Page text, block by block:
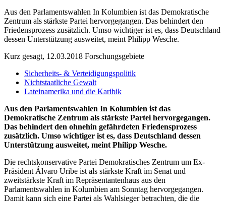
Aus den Parlamentswahlen In Kolumbien ist das Demokratische
Zentrum als stärkste Partei hervorgegangen. Das behindert den
Friedensprozess zusätzlich. Umso wichtiger ist es, dass Deutschland
dessen Unterstützung ausweitet, meint Philipp Wesche.
Kurz gesagt, 12.03.2018 Forschungsgebiete
Sicherheits- & Verteidigungspolitik
Nichtstaatliche Gewalt
Lateinamerika und die Karibik
Aus den Parlamentswahlen In Kolumbien ist das
Demokratische Zentrum als stärkste Partei hervorgegangen.
Das behindert den ohnehin gefährdeten Friedensprozess
zusätzlich. Umso wichtiger ist es, dass Deutschland dessen
Unterstützung ausweitet, meint Philipp Wesche.
Die rechtskonservative Partei Demokratisches Zentrum um Ex-
Präsident Álvaro Uribe ist als stärkste Kraft im Senat und
zweitstärkste Kraft im Repräsentantenhaus aus den
Parlamentswahlen in Kolumbien am Sonntag hervorgegangen.
Damit kann sich eine Partei als Wahlsieger betrachten, die die